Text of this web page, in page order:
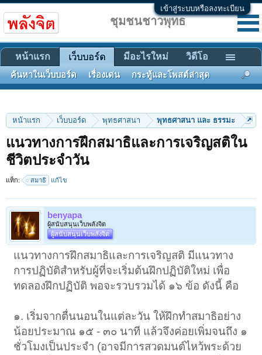
เข้าสู่ระบบหรือลงทะเบียน
หน้าแรก เว็บบอร์ด พุทธศาสนา พุทธศาสนา และ ธรรมะ
แนวทางการฝึกสมาธิและการเจริญสติใน
ชีวิตประจำวัน
แท็ก: สมาธิ แก้ไข
benyapa
ผู้สนับสนุนเว็บพลังจิต
ผู้สนับสนุนเว็บพลังจิต
แนวทางการฝึกสมาธิและการเจริญสติ มีแนวทาง
การปฏิบัติสำหรับผู้ที่จะเริ่มต้นฝึกปฏิบัติใหม่ เพื่อ
ทดลองฝึกปฏิบัติ พอจะรวบรวมได้ ๑๖ ข้อ ดังนี้ คือ
๑. เริ่มจากตื่นนอนในแต่ละวัน ให้ฝึกทำสมาธิอย่าง
น้อยประมาณ ๑๕ - ๓๐ นาที แล้วจึงค่อยเพิ่มจนถึง ๑
ชั่วโมงเป็นประจำ (อาจมีการสวดมนต์ไหว้พระด้วย
ชุมชนชาวพุทธ
หน้าแรก เว็บบอร์ด
ค้นหาในเว็บบอร์ด เรื่องเด่น กระทู้และโพสต์ล่าสุด
มีอะไรใหม่ วิดีโอ